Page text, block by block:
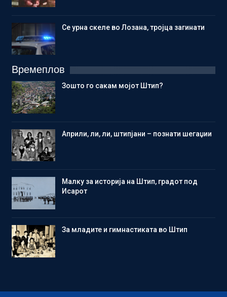
Се урна скеле во Лозана, тројца загинати
Времеплов
Зошто го сакам мојот Штип?
Aприли, ли, ли, штипјани – познати шегаџии
Малку за историја на Штип, градот под
Исарот
Зa младите и гимнастиката во Штип